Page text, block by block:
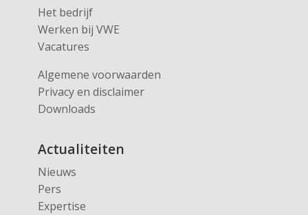
Het bedrijf
Werken bij VWE
Vacatures
Algemene voorwaarden
Privacy en disclaimer
Downloads
Actualiteiten
Nieuws
Pers
Expertise